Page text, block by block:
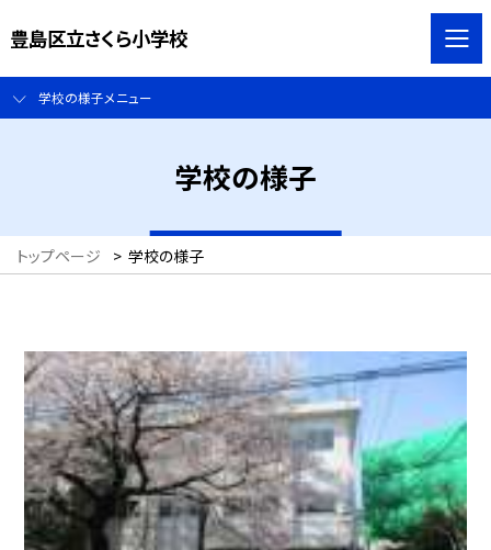
豊島区立さくら小学校
学校の様子メニュー
学校の様子
トップページ > 学校の様子